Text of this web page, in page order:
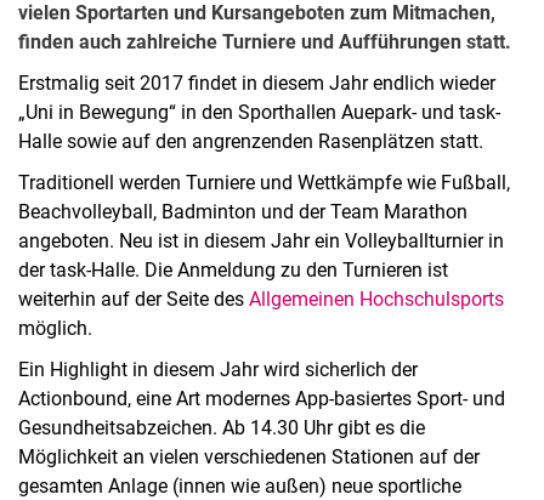
vielen Sportarten und Kursangeboten zum Mitmachen,
finden auch zahlreiche Turniere und Aufführungen statt.
Erstmalig seit 2017 findet in diesem Jahr endlich wieder
„Uni in Bewegung“ in den Sporthallen Auepark- und task-
Halle sowie auf den angrenzenden Rasenplätzen statt.
Traditionell werden Turniere und Wettkämpfe wie Fußball,
Beachvolleyball, Badminton und der Team Marathon
angeboten. Neu ist in diesem Jahr ein Volleyballturnier in
der task-Halle. Die Anmeldung zu den Turnieren ist
weiterhin auf der Seite des Allgemeinen Hochschulsports
möglich.
Ein Highlight in diesem Jahr wird sicherlich der
Actionbound, eine Art modernes App-basiertes Sport- und
Gesundheitsabzeichen. Ab 14.30 Uhr gibt es die
Möglichkeit an vielen verschiedenen Stationen auf der
gesamten Anlage (innen wie außen) neue sportliche